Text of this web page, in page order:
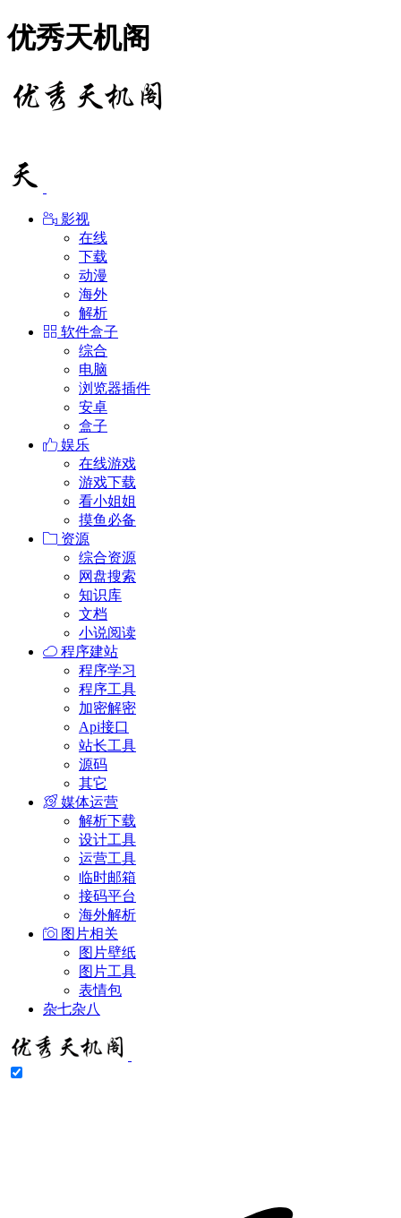
优秀天机阁
影视
在线
下载
动漫
海外
解析
软件盒子
综合
电脑
浏览器插件
安卓
盒子
娱乐
在线游戏
游戏下载
看小姐姐
摸鱼必备
资源
综合资源
网盘搜索
知识库
文档
小说阅读
程序建站
程序学习
程序工具
加密解密
Api接口
站长工具
源码
其它
媒体运营
解析下载
设计工具
运营工具
临时邮箱
接码平台
海外解析
图片相关
图片壁纸
图片工具
表情包
杂七杂八